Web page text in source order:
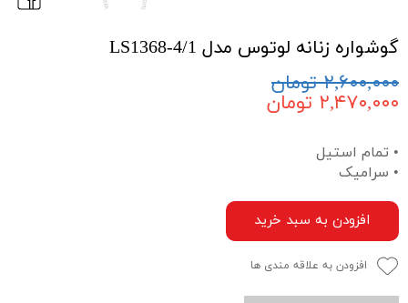
گوشواره زنانه لوتوس مدل LS1368-4/1
۲,۶۰۰,۰۰۰ تومان
۲,۴۷۰,۰۰۰ تومان
• تمام استیل
• سرامیک
افزودن به سبد خرید
افزودن به علاقه مندی ها